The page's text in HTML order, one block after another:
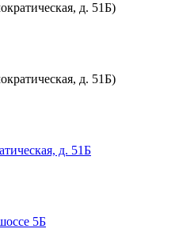
д. 51Б)
д. 51Б)
д. 51Б
5Б